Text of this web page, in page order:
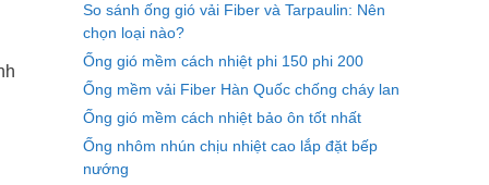
So sánh ống gió vải Fiber và Tarpaulin: Nên
chọn loại nào?
Ống gió mềm cách nhiệt phi 150 phi 200
Ống mềm vải Fiber Hàn Quốc chống cháy lan
Ống gió mềm cách nhiệt bảo ôn tốt nhất
Ống nhôm nhún chịu nhiệt cao lắp đặt bếp
nướng